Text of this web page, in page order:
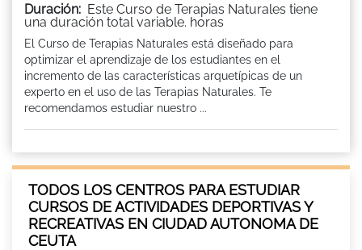
Duración: Este Curso de Terapias Naturales tiene
una duración total variable. horas
El Curso de Terapias Naturales está diseñado para
optimizar el aprendizaje de los estudiantes en el
incremento de las características arquetípicas de un
experto en el uso de las Terapias Naturales. Te
recomendamos estudiar nuestro ...
TODOS LOS CENTROS PARA ESTUDIAR
CURSOS DE ACTIVIDADES DEPORTIVAS Y
RECREATIVAS EN CIUDAD AUTONOMA DE
CEUTA